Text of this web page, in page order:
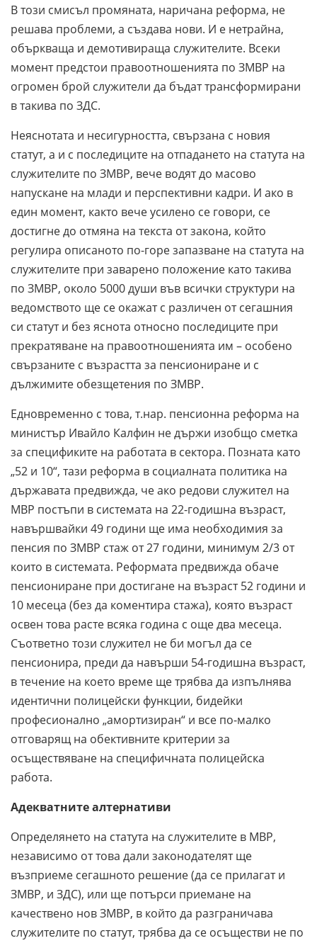
В този смисъл промяната, наричана реформа, не
решава проблеми, а създава нови. И е нетрайна,
объркваща и демотивираща служителите. Всеки
момент предстои правоотношенията по ЗМВР на
огромен брой служители да бъдат трансформирани
в такива по ЗДС.
Неяснотата и несигурността, свързана с новия
статут, а и с последиците на отпадането на статута на
служителите по ЗМВР, вече водят до масово
напускане на млади и перспективни кадри. И ако в
един момент, както вече усилено се говори, се
достигне до отмяна на текста от закона, който
регулира описаното по-горе запазване на статута на
служителите при заварено положение като такива
по ЗМВР, около 5000 души във всички структури на
ведомството ще се окажат с различен от сегашния
си статут и без яснота относно последиците при
прекратяване на правоотношенията им – особено
свързаните с възрастта за пенсиониране и с
дължимите обезщетения по ЗМВР.
Едновременно с това, т.нар. пенсионна реформа на
министър Ивайло Калфин не държи изобщо сметка
за спецификите на работата в сектора. Позната като
„52 и 10“, тази реформа в социалната политика на
държавата предвижда, че ако редови служител на
МВР постъпи в системата на 22-годишна възраст,
навършвайки 49 години ще има необходимия за
пенсия по ЗМВР стаж от 27 години, минимум 2/3 от
които в системата. Реформата предвижда обаче
пенсиониране при достигане на възраст 52 години и
10 месеца (без да коментира стажа), която възраст
освен това расте всяка година с още два месеца.
Съответно този служител не би могъл да се
пенсионира, преди да навърши 54-годишна възраст,
в течение на което време ще трябва да изпълнява
идентични полицейски функции, бидейки
професионално „амортизиран“ и все по-малко
отговарящ на обективните критерии за
осъществяване на специфичната полицейска
работа.
Адекватните алтернативи
Определянето на статута на служителите в МВР,
независимо от това дали законодателят ще
възприеме сегашното решение (да се прилагат и
ЗМВР, и ЗДС), или ще потърси приемане на
качествено нов ЗМВР, в който да разграничава
служителите по статут, трябва да се осъществи не по